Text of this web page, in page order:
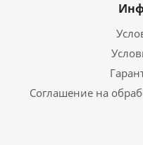
Соглашение на